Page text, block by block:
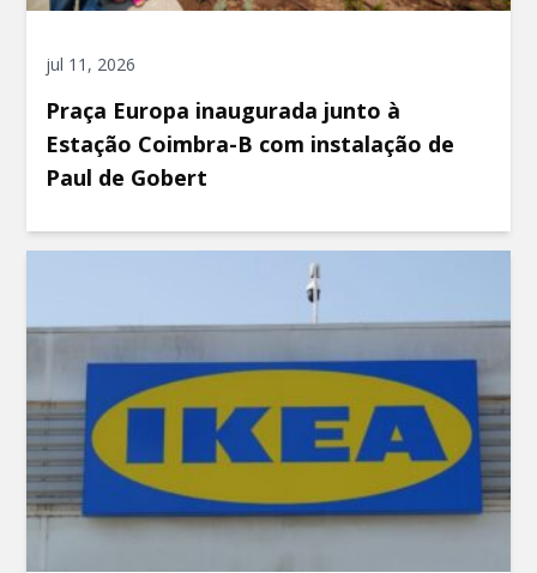
jul 11, 2026
Praça Europa inaugurada junto à
Estação Coimbra-B com instalação de
Paul de Gobert